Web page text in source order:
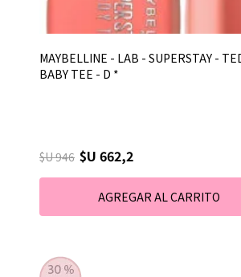
MAYBELLINE - LAB - SUPERSTAY -
BABY TEE - D *
$U 946 $U 662,2